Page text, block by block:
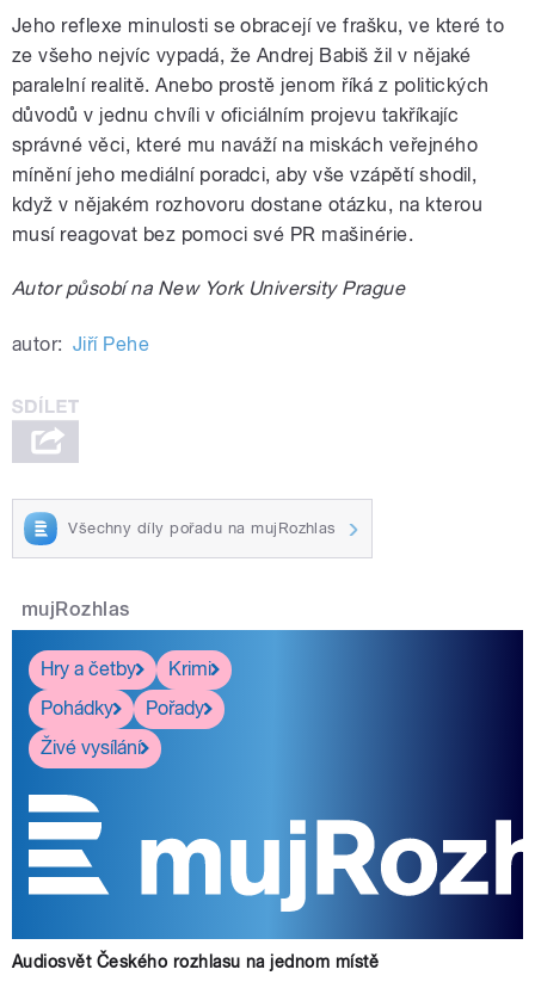
Jeho reflexe minulosti se obracejí ve frašku, ve které to
ze všeho nejvíc vypadá, že Andrej Babiš žil v nějaké
paralelní realitě. Anebo prostě jenom říká z politických
důvodů v jednu chvíli v oficiálním projevu takříkajíc
správné věci, které mu naváží na miskách veřejného
mínění jeho mediální poradci, aby vše vzápětí shodil,
když v nějakém rozhovoru dostane otázku, na kterou
musí reagovat bez pomoci své PR mašinérie.
Autor působí na New York University Prague
autor: Jiří Pehe
Všechny díly pořadu na mujRozhlas
mujRozhlas
Hry a četby
Krimi
Pohádky
Pořady
Živé vysílání
Audiosvět Českého rozhlasu na jednom místě